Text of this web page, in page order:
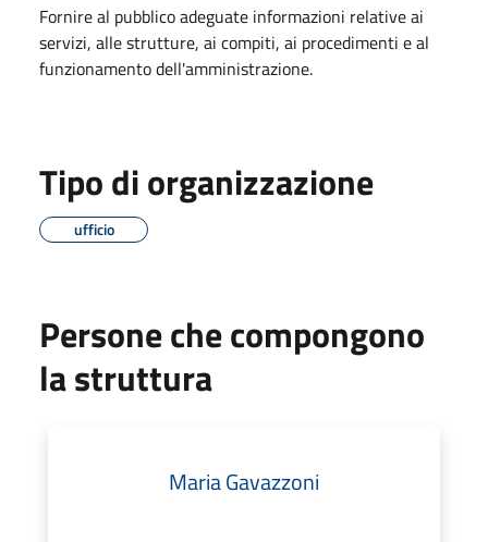
Fornire al pubblico adeguate informazioni relative ai
servizi, alle strutture, ai compiti, ai procedimenti e al
funzionamento dell'amministrazione.
Tipo di organizzazione
ufficio
Persone che compongono
la struttura
Maria Gavazzoni